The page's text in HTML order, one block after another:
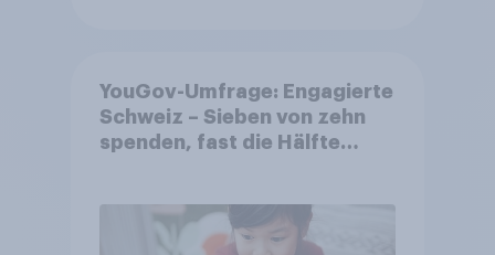
YouGov-Umfrage: Engagierte
Schweiz – Sieben von zehn
spenden, fast die Hälfte